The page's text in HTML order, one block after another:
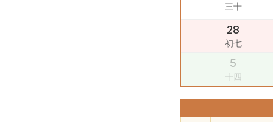
三十
28
初七
5
十四